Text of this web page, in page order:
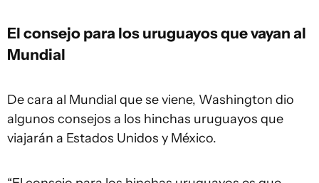
El consejo para los uruguayos que vayan al
Mundial
De cara al Mundial que se viene, Washington dio
algunos consejos a los hinchas uruguayos que
viajarán a Estados Unidos y México.